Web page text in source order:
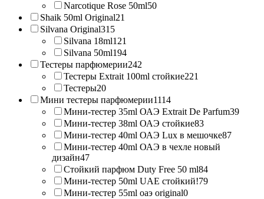
Narcotique Rose 50ml50
Shaik 50ml Original21
Silvana Original315
Silvana 18ml121
Silvana 50ml194
Тестеры парфюмерии242
Тестеры Extrait 100ml стойкие221
Тестеры20
Мини тестеры парфюмерии1114
Мини-тестер 35ml ОАЭ Extrait De Parfum39
Мини-тестер 38ml ОАЭ стойкие83
Мини-тестер 40ml ОАЭ Lux в мешочке87
Мини-тестер 40ml ОАЭ в чехле новый
дизайн47
Стойкий парфюм Duty Free 50 ml84
Мини-тестер 50ml UAE стойкий!79
Мини-тестер 55ml оаэ original0